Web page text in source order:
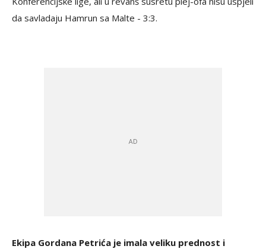
da savladaju Hamrun sa Malte - 3:3.
Ekipa Gordana Petrića je imala veliku prednost i